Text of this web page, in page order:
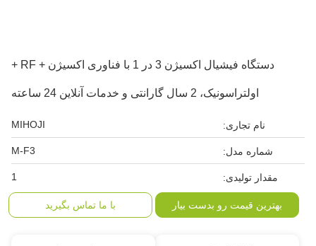
دستگاه فیشیال اکسیژن 3 در 1 با فناوری اکسیژن + RF +
اولتراسونیک، 2 سال گارانتی و خدمات آنلاین 24 ساعته
نام تجاری: MIHOJI
شماره مدل: M-F3
مقدار تولیدی: 1
بهترین قیمت رو بدست بیار با ما تماس بگیرید